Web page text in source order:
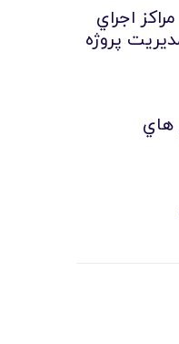
اجراي
پروژه
هاي